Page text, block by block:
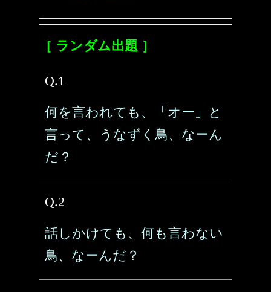
［ ランダム出題 ］
Q.1
何を言われても、「オー」と
言って、うなずく鳥、なーん
だ？
Q.2
話しかけても、何も言わない
鳥、なーんだ？